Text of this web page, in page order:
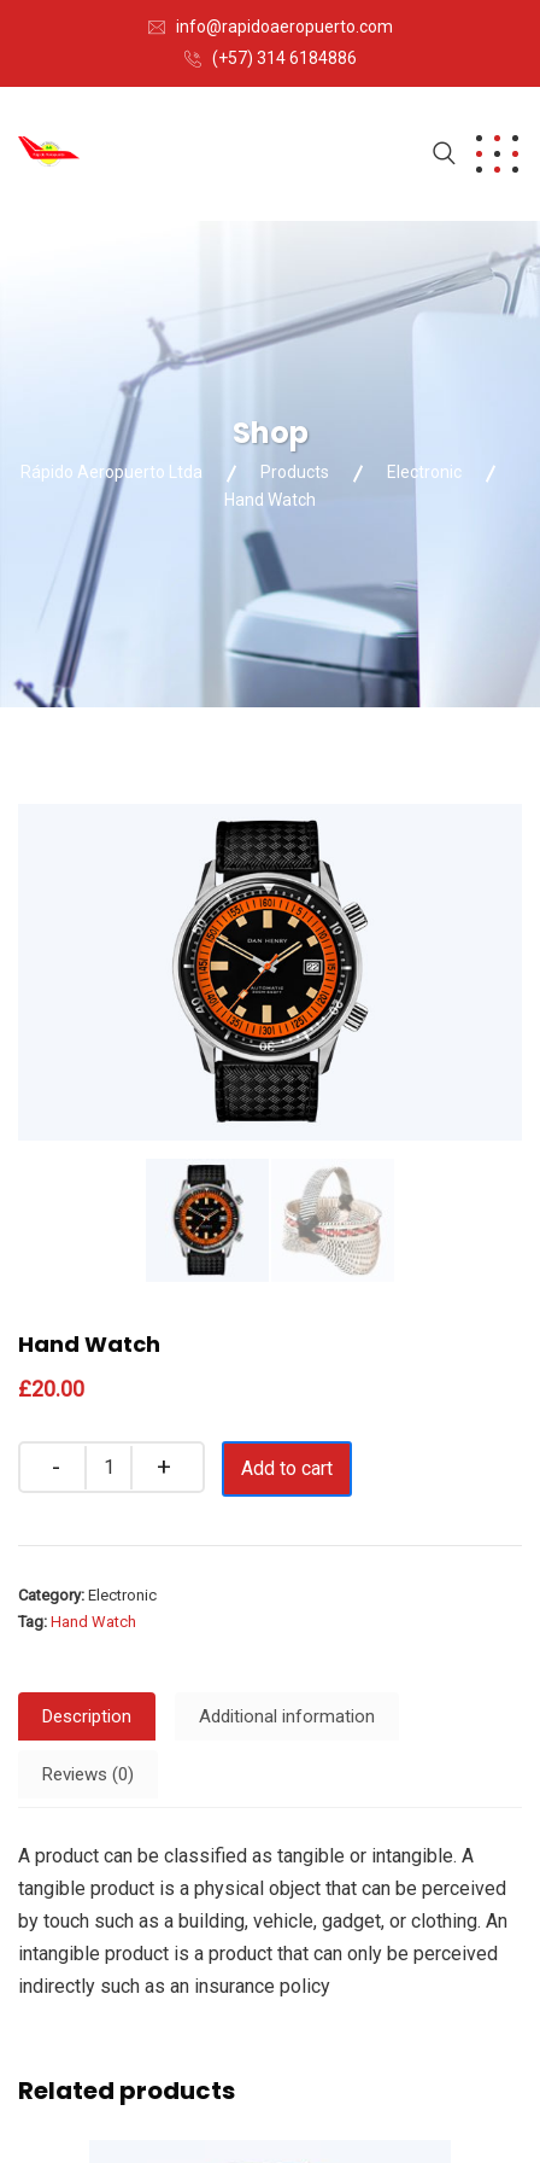
info@rapidoaeropuerto.com
(+57) 314 6184886
Shop
Rápido Aeropuerto Ltda Products
Electronic
Hand Watch
Hand Watch
£20.00
Quantity Add to cart
Category: Electronic
Tag: Hand Watch
Description Additional information
Reviews (0)
A product can be classified as tangible or intangible. A
tangible product is a physical object that can be perceived
by touch such as a building, vehicle, gadget, or clothing. An
intangible product is a product that can only be perceived
indirectly such as an insurance policy
Related products